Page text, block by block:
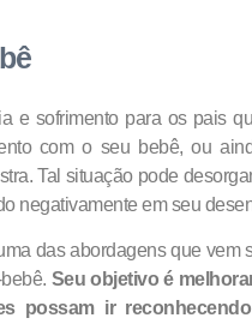
e sofrimento para os pais
com o seu bebê, ou
Tal situação pode
negativamente em seu
das abordagens que vem
Seu objetivo é
possam ir